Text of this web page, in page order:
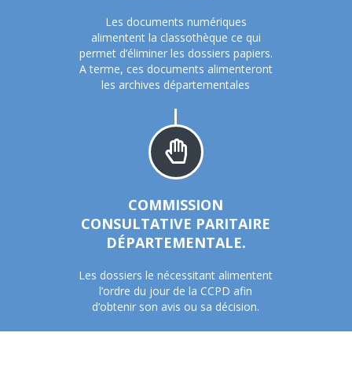
Les documents numériques
alimentent la classothèque ce qui
permet d’éliminer les dossiers papiers.
A terme, ces documents alimenteront
les archives départementales
COMMISSION
CONSULTATIVE PARITAIRE
DÉPARTEMENTALE.
Les dossiers le nécessitant alimentent
l’ordre du jour de la CCPD afin
d’obtenir son avis ou sa décision.